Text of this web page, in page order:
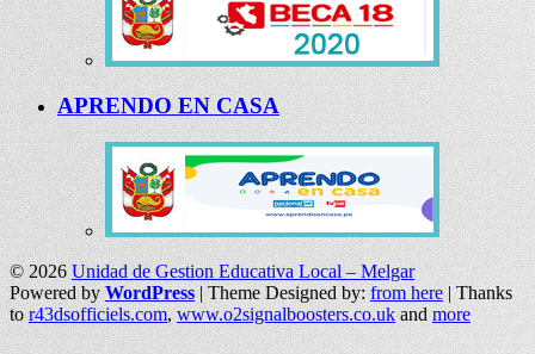
APRENDO EN CASA
© 2026Unidad de Gestion Educativa Local – Melgar
Powered byWordPress| Theme Designed by: from here| Thanks
tor43dsofficiels.com,www.o2signalboosters.co.ukandmore